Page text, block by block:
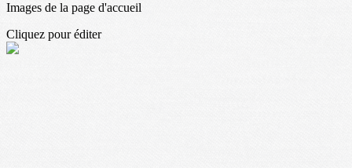
Images de la page d'accueil
Cliquez pour éditer